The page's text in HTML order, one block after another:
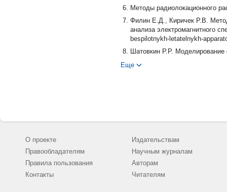
Методы радиолокационного
Филин Е.Д., Киричек Р.В.
анализа электромагнитного
bespilotnykh-letatelnykh-
Шатовкин Р.Р.
Еще
О проекте
Правообладателям
Правила пользования
Контакты
Издательствам
Научным журналам
Авторам
Читателям